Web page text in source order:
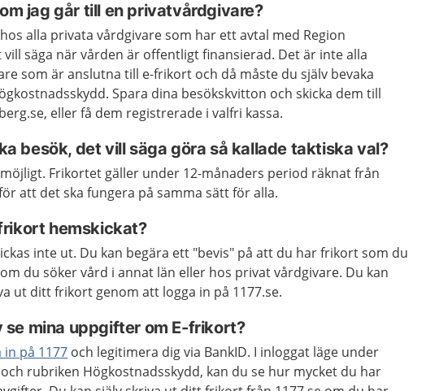
jag går till en privatvårdgivare?
alla privata vårdgivare som har ett avtal med Region
säga när vården är offentligt finansierad. Det är inte alla
som är anslutna till e-frikort och då måste du själv bevaka
Spara dina besökskvitton och skicka dem till
eller få dem registrerade i valfri kassa.
besök, det vill säga göra så kallade taktiska val?
Frikortet gäller under 12-månaders period räknat från
att det ska fungera på samma sätt för alla.
hemskickat?
inte ut. Du kan begära ett "bevis" på att du har frikort som du
du söker vård i annat län eller hos privat vårdgivare. Du kan
ut ditt frikort genom att logga in på 1177.se.
se mina uppgifter om E-frikort?
in på 1177 och legitimera dig via BankID. I inloggat läge under
rubriken Högkostnadsskydd, kan du se hur mycket du har